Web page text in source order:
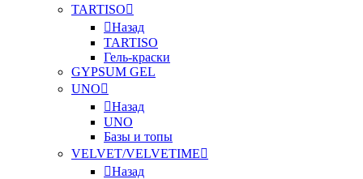
TARTISO
Назад
TARTISO
Гель-краски
GYPSUM GEL
UNO
Назад
UNO
Базы и топы
VELVET/VELVETIME
Назад